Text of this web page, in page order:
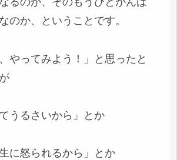
のか、ということです。
やってみよう！」と思ったと
うるさいから」とか
に怒られるから」とか